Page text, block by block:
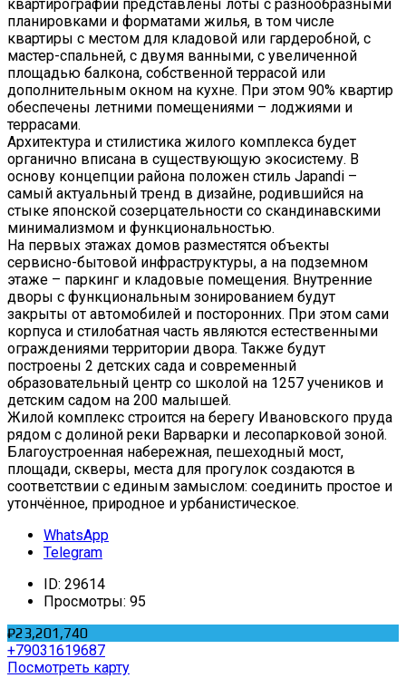
квартирографии представлены лоты с разнообразными
планировками и форматами жилья, в том числе
квартиры с местом для кладовой или гардеробной, с
мастер-спальней, с двумя ванными, с увеличенной
площадью балкона, собственной террасой или
дополнительным окном на кухне. При этом 90% квартир
обеспечены летними помещениями – лоджиями и
террасами.
Архитектура и стилистика жилого комплекса будет
органично вписана в существующую экосистему. В
основу концепции района положен стиль Japandi –
самый актуальный тренд в дизайне, родившийся на
стыке японской созерцательности со скандинавскими
минимализмом и функциональностью.
На первых этажах домов разместятся объекты
сервисно-бытовой инфраструктуры, а на подземном
этаже – паркинг и кладовые помещения. Внутренние
дворы с функциональным зонированием будут
закрыты от автомобилей и посторонних. При этом сами
корпуса и стилобатная часть являются естественными
ограждениями территории двора. Также будут
построены 2 детских сада и современный
образовательный центр со школой на 1257 учеников и
детским садом на 200 малышей.
Жилой комплекс строится на берегу Ивановского пруда
рядом с долиной реки Варварки и лесопарковой зоной.
Благоустроенная набережная, пешеходный мост,
площади, скверы, места для прогулок создаются в
соответствии с единым замыслом: соединить простое и
утончённое, природное и урбанистическое.
WhatsApp
Telegram
ID: 29614
Просмотры: 95
₽23,201,740
+79031619687
Посмотреть карту